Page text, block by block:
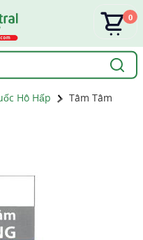
0
Hô Hấp
Tâm Tâm